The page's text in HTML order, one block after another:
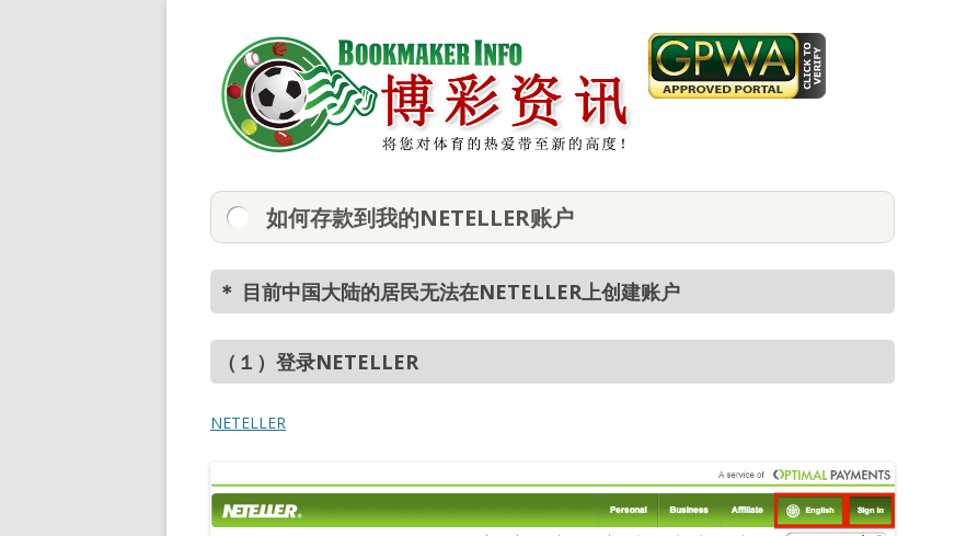
如何存款到我的NETELLER账户
＊ 目前中国大陆的居民无法在NETELLER上创建账户
（１）登录NETELLER
NETELLER